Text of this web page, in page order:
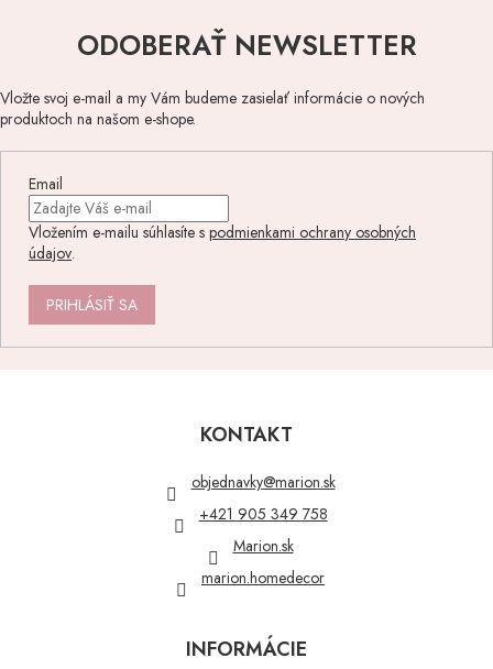
s
u
ODOBERAŤ NEWSLETTER
Vložte svoj e-mail a my Vám budeme zasielať informácie o nových
produktoch na našom e-shope.
Email
Vložením e-mailu súhlasíte s podmienkami ochrany osobných
údajov.
PRIHLÁSIŤ SA
KONTAKT
objednavky@marion.sk
+421 905 349 758
Marion.sk
marion.homedecor
INFORMÁCIE